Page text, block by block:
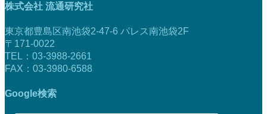
株式会社 流通研究社
東京都豊島区南池袋2-47-6 パレス南池袋2F
〒171-0022
TEL：03-3988-2661
FAX：03-3980-6588
Google検索